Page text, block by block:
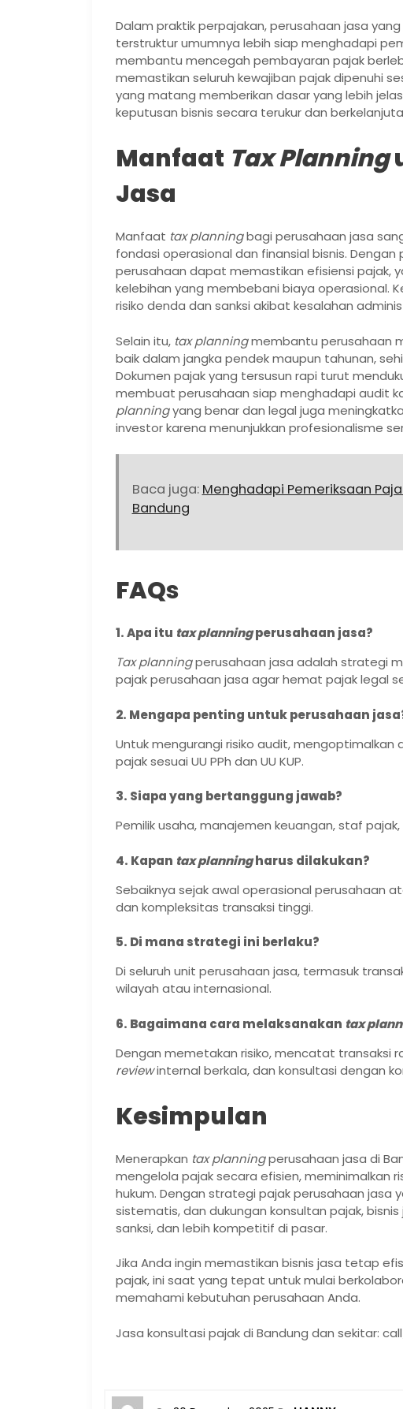
Dalam praktik perpajakan, perusahaan jasa
terstruktur umumnya lebih siap menghadapi
membantu mencegah pembayaran pajak
memastikan seluruh kewajiban pajak dipenuhi
yang matang memberikan dasar yang lebih
keputusan bisnis secara terukur dan
Manfaat Tax Planning
Jasa
Manfaat tax planningbagi perusahaan jasa
fondasi operasional dan finansial bisnis.
perusahaan dapat memastikan efisiensi pajak,
kelebihan yang membebani biaya operasional.
risiko denda dan sanksi akibat kesalahan
Selain itu, tax planningmembantu perusahaan
baik dalam jangka pendek maupun tahunan,
Dokumen pajak yang tersusun rapi turut
membuat perusahaan siap menghadapi audit
planningyang benar dan legal juga
investor karena menunjukkan profesionalisme
Baca juga: Menghadapi Pemeriksaan
Bandung
FAQs
1. Apa itu tax planningperusahaan jasa?
Tax planningperusahaan jasa adalah strategi
pajak perusahaan jasa agar hemat pajak legal
2. Mengapa penting untuk perusahaan
Untuk mengurangi risiko audit, mengoptimalkan
pajak sesuai UU PPh dan UU KUP.
3. Siapa yang bertanggung jawab?
Pemilik usaha, manajemen keuangan, staf
4. Kapan tax planningharus dilakukan?
Sebaiknya sejak awal operasional perusahaan
dan kompleksitas transaksi tinggi.
5. Di mana strategi ini berlaku?
Di seluruh unit perusahaan jasa, termasuk
wilayah atau internasional.
6. Bagaimana cara melaksanakan tax
Dengan memetakan risiko, mencatat transaksi
reviewinternal berkala, dan konsultasi dengan
Kesimpulan
Menerapkan tax planningperusahaan jasa di
mengelola pajak secara efisien, meminimalkan
hukum. Dengan strategi pajak perusahaan
sistematis, dan dukungan konsultan pajak,
sanksi, dan lebih kompetitif di pasar.
Jika Anda ingin memastikan bisnis jasa tetap
pajak, ini saat yang tepat untuk mulai
memahami kebutuhan perusahaan Anda.
Jasa konsultasi pajak di Bandung dan sekitar: